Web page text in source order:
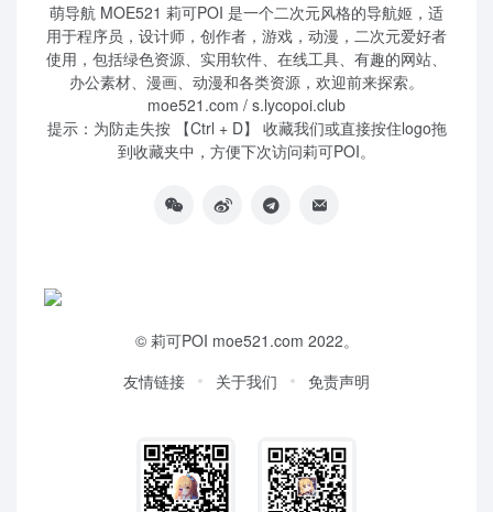
萌导航 MOE521 莉可POI 是一个二次元风格的导航姬，适
用于程序员，设计师，创作者，游戏，动漫，二次元爱好者
使用，包括绿色资源、实用软件、在线工具、有趣的网站、
办公素材、漫画、动漫和各类资源，欢迎前来探索。
moe521.com / s.lycopoi.club
提示：为防走失按 【Ctrl + D】 收藏我们或直接按住logo拖
到收藏夹中，方便下次访问莉可POI。
© 莉可POI moe521.com 2022。
友情链接
关于我们 免责声明